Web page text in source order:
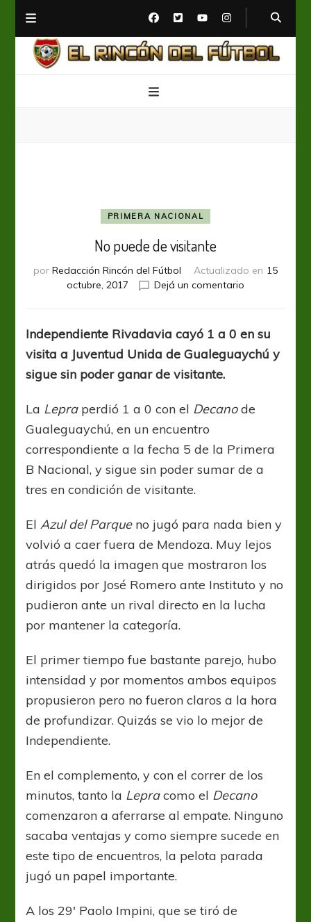
PRIMERA NACIONAL
No puede de visitante
por Redacción Rincón del Fútbol Actualizado en 15
octubre, 2017
Dejá un comentario
visitante
Independiente Rivadavia cayó 1 a 0 en su
visita a Juventud Unida de Gualeguaychú y
sigue sin poder ganar de visitante.
La Lepraperdió 1 a 0 con el Decanode
Gualeguaychú, en un encuentro
correspondiente a la fecha 5 de la Primera
B Nacional, y sigue sin poder sumar de a
tres en condición de visitante.
ElAzul del Parqueno jugó para nada bien y
volvió a caer fuera de Mendoza. Muy lejos
atrás quedó la imagen que mostraron los
dirigidos por José Romero ante Instituto y no
pudieron ante un rival directo en la lucha
por mantener la categoría.
El primer tiempo fue bastante parejo, hubo
intensidad y por momentos ambos equipos
propusieron pero no fueron claros a la hora
de profundizar. Quizás se vio lo mejor de
Independiente.
En el complemento, y con el correr de los
minutos, tanto la Lepracomo el Decano
comenzaron a aferrarse al empate. Ninguno
sacaba ventajas y como siempre sucede en
este tipo de encuentros, la pelota parada
jugó un papel importante.
A los 29′ Paolo Impini, que se tiró de